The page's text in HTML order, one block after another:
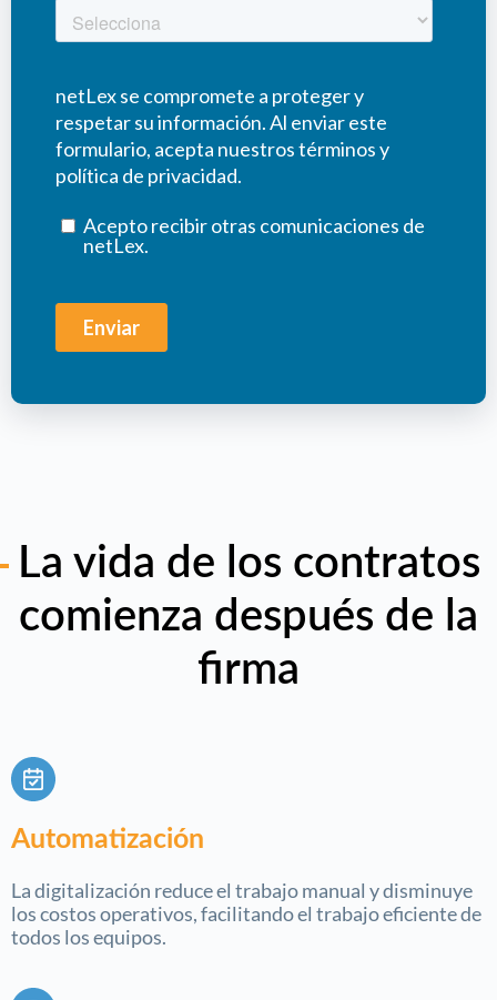
La vida de los contratos
comienza después de la
firma
Automatización
La digitalización reduce el trabajo manual y disminuye
los costos operativos, facilitando el trabajo eficiente de
todos los equipos.